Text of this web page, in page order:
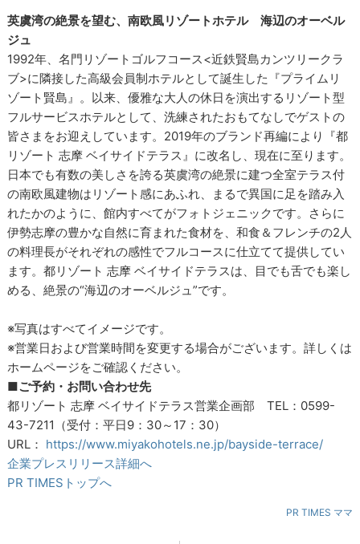
英虞湾の絶景を望む、南欧風リゾートホテル 海辺のオーベル
ジュ
1992年、名門リゾートゴルフコース<近鉄賢島カンツリークラ
ブ>に隣接した高級会員制ホテルとして誕生した『プライムリ
ゾート賢島』。以来、優雅な大人の休日を演出するリゾート型
フルサービスホテルとして、洗練されたおもてなしでゲストの
皆さまをお迎えしています。2019年のブランド再編により『都
リゾート 志摩 ベイサイドテラス』に改名し、現在に至ります。
日本でも有数の美しさを誇る英虞湾の絶景に建つ全室テラス付
の南欧風建物はリゾート感にあふれ、まるで異国に足を踏み入
れたかのように、館内すべてがフォトジェニックです。さらに
伊勢志摩の豊かな自然に育まれた食材を、和食＆フレンチの2人
の料理長がそれぞれの感性でフルコースに仕立てて提供してい
ます。都リゾート 志摩 ベイサイドテラスは、目でも舌でも楽し
める、絶景の“海辺のオーベルジュ”です。
※写真はすべてイメージです。
※営業日および営業時間を変更する場合がございます。詳しくは
ホームページをご確認ください。
■ご予約・お問い合わせ先
都リゾート 志摩 ベイサイドテラス営業企画部 TEL：0599-
43-7211（受付：平日9：30～17：30）
URL： https://www.miyakohotels.ne.jp/bayside-terrace/
企業プレスリリース詳細へ
PR TIMESトップへ
PR TIMES ママ